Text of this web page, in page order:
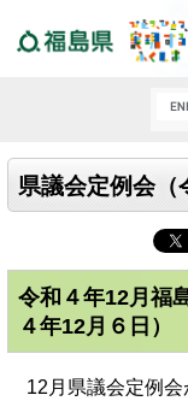
県議会定例会（
令和４年12月福
４年12月６日）
12月県議会定例会